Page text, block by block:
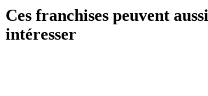
Ces franchises peuvent
intéresser